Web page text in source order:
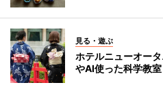
見る・遊ぶ
ホテルニューオー
やAI使った科学教室